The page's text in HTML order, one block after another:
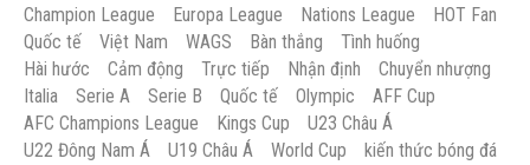
Champion League
Europa League Nations League
HOT Fan
Quốc tế
Việt Nam WAGS Bàn thắng
Tình huống
Hài hước
Cảm động Trực tiếp Nhận định
Chuyển nhượng
Italia
Serie A Serie B Quốc tế Olympic
AFF Cup
AFC Champions League
Kings Cup
U23 Châu Á
U22 Đông Nam Á
U19 Châu Á World Cup
kiến thức bóng đá